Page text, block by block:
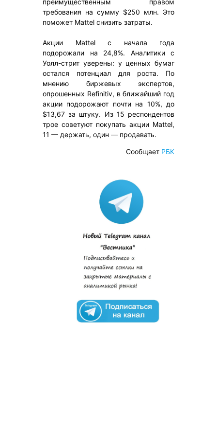
требования на сумму $250 млн. Это
поможет Mattel снизить затраты.
Акции Mattel с начала года
подорожали на 24,8%. Аналитики с
Уолл-стрит уверены: у ценных бумаг
остался потенциал для роста. По
мнению биржевых экспертов,
опрошенных Refinitiv, в ближайший год
акции подорожают почти на 10%, до
$13,67 за штуку. Из 15 респондентов
трое советуют покупать акции Mattel,
11 — держать, один — продавать.
Сообщает РБК